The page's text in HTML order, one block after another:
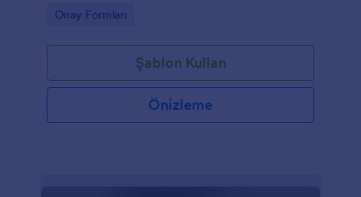
Go to Category:
Onay Formları
Şablon Kullan
Önizleme